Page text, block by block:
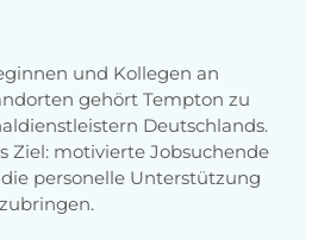
und Kollegen an
gehört Tempton zu
Deutschlands.
Ziel: motivierte Jobsuchende
personelle Unterstützung